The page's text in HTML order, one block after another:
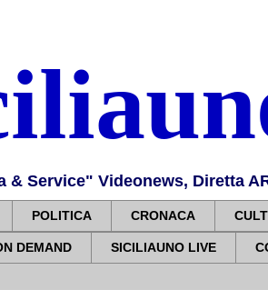
& Service" Videonews, Diretta
POLITICA CRONACA
DEMAND SICILIAUNO LIVE